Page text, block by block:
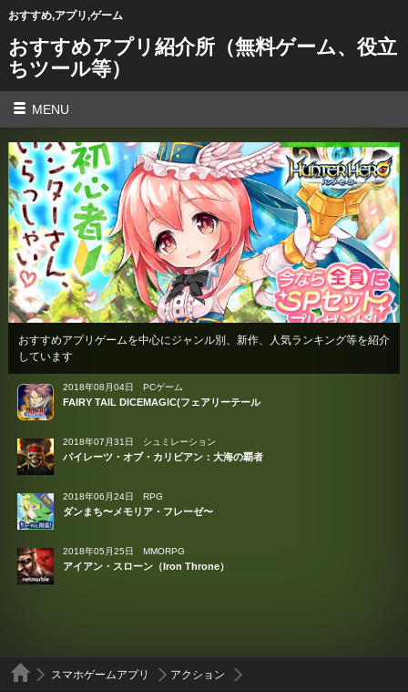
おすすめ,アプリ,ゲーム
おすすめアプリ紹介所（無料ゲーム、役立
ちツール等）
MENU
おすすめアプリゲームを中心にジャンル別、新作、人気ランキング等を紹介
しています
2018年08月04日 PCゲーム
FAIRY TAIL DICEMAGIC(フェアリーテール
2018年07月31日 シュミレーション
パイレーツ・オブ・カリビアン：大海の覇者
2018年06月24日 RPG
ダンまち〜メモリア・フレーゼ〜
2018年05月25日 MMORPG
アイアン・スローン（Iron Throne）
スマホゲームアプリ アクション